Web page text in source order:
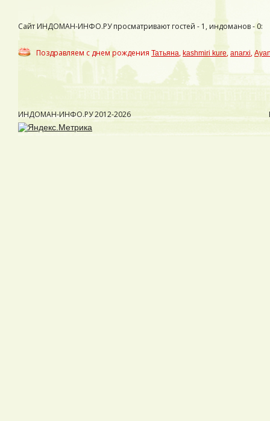
Сайт ИНДОМАН-ИНФО.РУ просматривают гостей - 1, индоманов - 0:
Поздравляем с днем рождения Татьяна, kashmiri kure, anarxi,
ИНДОМАН-ИНФО.РУ2012-2026